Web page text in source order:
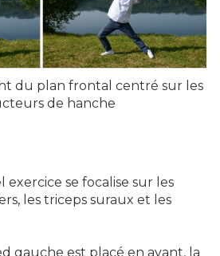
du plan frontal centré sur les
de hanche
exercice se focalise sur les
les triceps suraux et les
gauche est placé en avant, la